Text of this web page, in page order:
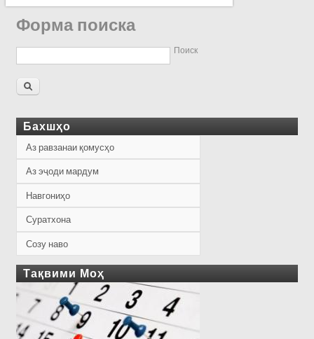
Форма поиска
Поиск
Бахшҳо
Аз равзанаи қомусҳо
Аз эҷоди мардум
Навгониҳо
Суратхона
Созу наво
Тақвими Моҳ